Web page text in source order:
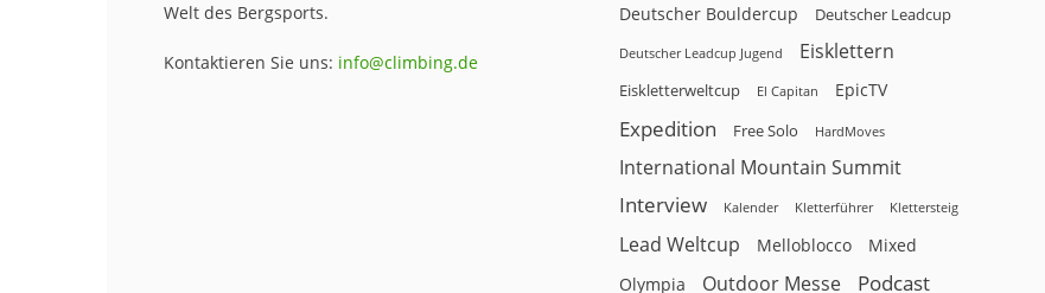
Welt des Bergsports.
Kontaktieren Sie uns: info@climbing.de
Deutscher Bouldercup Deutscher Leadcup
Deutscher Leadcup Jugend Eisklettern
Eiskletterweltcup El Capitan EpicTV
Expedition Free Solo HardMoves
International Mountain Summit
Interview Kalender Kletterführer Klettersteig
Lead Weltcup Melloblocco Mixed
Olympia Outdoor Messe Podcast